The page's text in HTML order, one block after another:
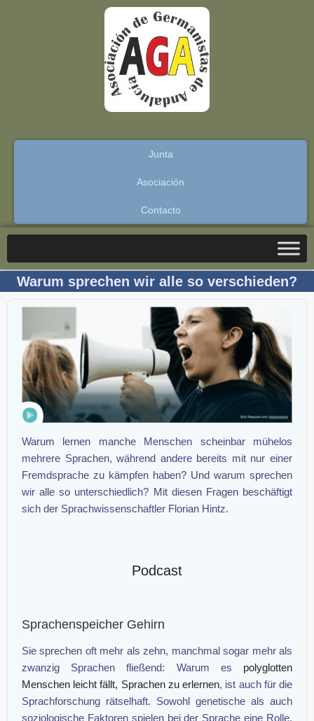
Junta
Asociación
Contacto
Warum sprechen wir alle so verschieden?
Warum lernen manche Menschen scheinbar mühelos
mehrere Sprachen, während andere bereits mit nur einer
Fremdsprache zu kämpfen haben? Und warum sprechen
wir alle so unterschiedlich? Mit diesen Fragen beschäftigt
sich der Sprachwissenschaftler Florian Hintz.
Podcast
Sprachenspeicher Gehirn
Sie sprechen oft mehr als zehn, manchmal sogar mehr als
zwanzig Sprachen fließend: Warum es polyglotten
Menschen leicht fällt, Sprachen zu erlernen, ist auch für die
Sprachforschung rätselhaft. Sowohl genetische als auch
soziologische Faktoren spielen bei der Sprache eine Rolle.